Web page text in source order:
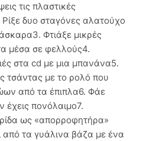
τις πλαστικές
δυο σταγόνες αλατούχο
Φτιάξε μικρές
μέσα σε φελλούς4.
στα cd με μια μπανάνα5.
τσάντας με το ρολό που
από τα έπιπλα6. Φάε
έχεις πονόλαιμο7.
ως «απορροφητήρα»
τα γυάλινα βάζα με ένα